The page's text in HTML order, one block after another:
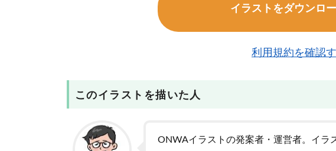
イラストをダウンロ
利用規約を確認
このイラストを描いた人
ONWAイラストの発案者・運営者。イラ